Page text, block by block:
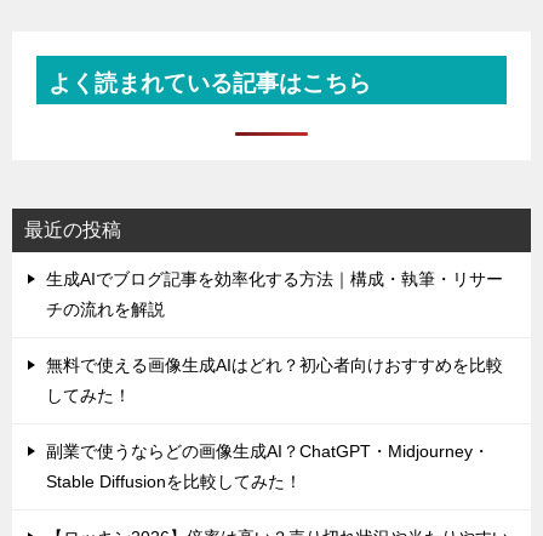
よく読まれている記事はこちら
最近の投稿
生成AIでブログ記事を効率化する方法｜構成・執筆・リサー
チの流れを解説
無料で使える画像生成AIはどれ？初心者向けおすすめを比較
してみた！
副業で使うならどの画像生成AI？ChatGPT・Midjourney・
Stable Diffusionを比較してみた！